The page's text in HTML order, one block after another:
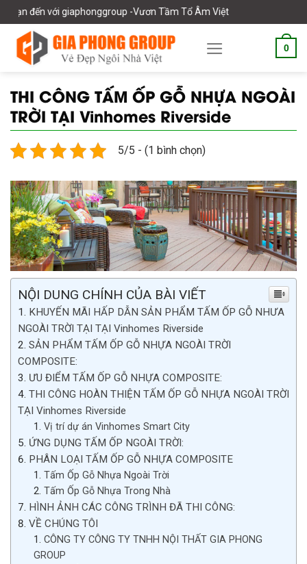
Skip
to
content
-Vươn Tầm Tổ Âm Việt
0
THI CÔNG TẤM ỐP GỖ NHỰA NGOÀI
TRỜI TẠI Vinhomes Riverside
5/5 - (1 bình chọn)
NỘI DUNG CHÍNH CỦA BÀI VIẾT
KHUYẾN MÃI HẤP DẪN SẢN PHẨM TẤM ỐP GỖ NHƯA
NGOÀI TRỜI TẠI TẠI Vinhomes Riverside
SẢN PHẨM TẤM ỐP GỖ NHỰA NGOÀI TRỜI
COMPOSITE:
ƯU ĐIỂM TẤM ỐP GỖ NHỰA COMPOSITE:
THI CÔNG HOÀN THIỆN TẤM ỐP GỖ NHỰA NGOÀI TRỜI
TẠI Vinhomes Riverside
Vị trí dự án Vinhomes Smart City
ỨNG DỤNG TẤM ỐP NGOÀI TRỜI:
PHÂN LOẠI TẤM ỐP GỖ NHỰA COMPOSITE
Tấm Ốp Gỗ Nhựa Ngoài Trời
Tấm Ốp Gỗ Nhựa Trong Nhà
HÌNH ẢNH CÁC CÔNG TRÌNH ĐÃ THI CÔNG:
VỀ CHÚNG TÔI
CÔNG TY CÔNG TY TNHH NỘI THẤT GIA PHONG
GROUP